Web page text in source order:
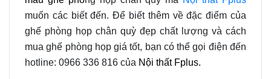
muốn các biết đến. Để biết thêm về đặc điểm của
ghế phòng họp chân quỳ đẹp chất lượng và cách
mua ghế phòng họp giá tốt, bạn có thể gọi điện đến
hotline: 0966 336 816 của Nội thất Fplus.